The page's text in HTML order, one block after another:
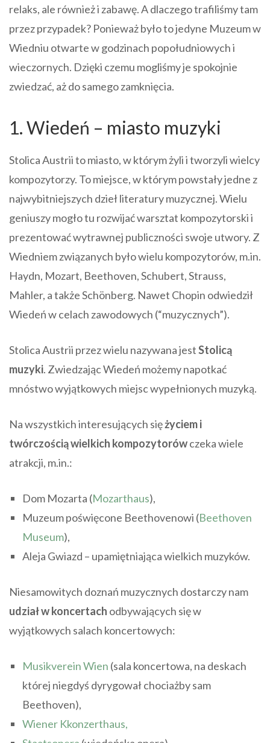
relaks, ale również i zabawę. A dlaczego trafiliśmy tam
przez przypadek? Ponieważ było to jedyne Muzeum w
Wiedniu otwarte w godzinach popołudniowych i
wieczornych. Dzięki czemu mogliśmy je spokojnie
zwiedzać, aż do samego zamknięcia.
1. Wiedeń – miasto muzyki
Stolica Austrii to miasto, w którym żyli i tworzyli wielcy
kompozytorzy. To miejsce, w którym powstały jedne z
najwybitniejszych dzieł literatury muzycznej. Wielu
geniuszy mogło tu rozwijać warsztat kompozytorski i
prezentować wytrawnej publiczności swoje utwory. Z
Wiedniem związanych było wielu kompozytorów, m.in.
Haydn, Mozart, Beethoven, Schubert, Strauss,
Mahler, a także Schönberg. Nawet Chopin odwiedził
Wiedeń w celach zawodowych (“muzycznych”).
Stolica Austrii przez wielu nazywana jestStolicą
muzyki. Zwiedzając Wiedeń możemy napotkać
mnóstwo wyjątkowych miejsc wypełnionych muzyką.
Na wszystkich interesujących siężyciem i
twórczością wielkich kompozytorówczeka wiele
atrakcji, m.in.:
Dom Mozarta (Mozarthaus),
Muzeum poświęcone Beethovenowi (Beethoven
Museum),
Aleja Gwiazd – upamiętniająca wielkich muzyków.
Niesamowitych doznań muzycznych dostarczy nam
udział w koncertach odbywających się w
wyjątkowych salach koncertowych:
Musikverein Wien (sala koncertowa, na deskach
której niegdyś dyrygował chociażby sam
Beethoven),
Wiener Kkonzerthaus,